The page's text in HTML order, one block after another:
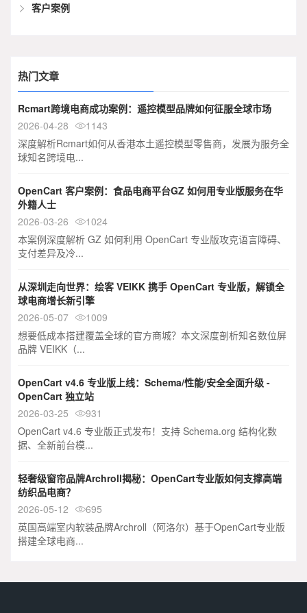
客户案例
热门文章
Rcmart跨境电商成功案例：遥控模型品牌如何征服全球市场
2026-04-28
1143
深度解析Rcmart如何从香港本土遥控模型零售商，发展为服务全
球知名跨境电...
OpenCart 客户案例：食品电商平台GZ 如何用专业版服务在华
外籍人士
2026-03-26
1024
本案例深度解析 GZ 如何利用 OpenCart 专业版攻克语言障碍、
支付差异及冷...
从深圳走向世界：绘客 VEIKK 携手 OpenCart 专业版，解锁全
球电商增长新引擎
2026-05-07
1009
想要低成本搭建覆盖全球的官方商城？本文深度剖析知名数位屏
品牌 VEIKK（...
OpenCart v4.6 专业版上线：Schema/性能/安全全面升级 -
OpenCart 独立站
2026-03-25
931
OpenCart v4.6 专业版正式发布！支持 Schema.org 结构化数
据、全新前台模...
轻奢级窗帘品牌Archroll揭秘：OpenCart专业版如何支撑高端
纺织品电商？
2026-05-12
695
英国高端室内软装品牌Archroll（阿洛尔）基于OpenCart专业版
搭建全球电商...